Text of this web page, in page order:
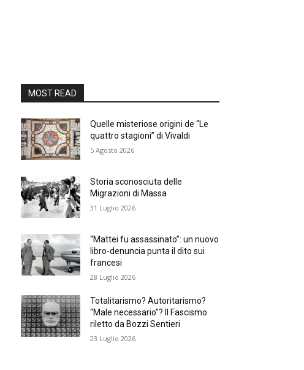
MOST READ
Quelle misteriose origini de “Le
quattro stagioni” di Vivaldi
5 Agosto 2026
Storia sconosciuta delle
Migrazioni di Massa
31 Luglio 2026
“Mattei fu assassinato”: un nuovo
libro-denuncia punta il dito sui
francesi
28 Luglio 2026
Totalitarismo? Autoritarismo?
“Male necessario”? Il Fascismo
riletto da Bozzi Sentieri
23 Luglio 2026